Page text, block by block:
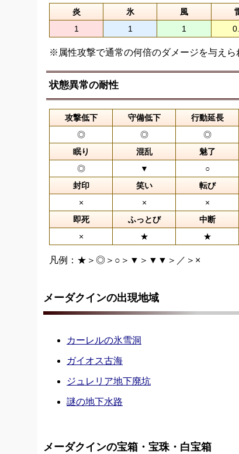
炎 氷 風
1
1 1
※属性攻撃で通常の何倍のダメージを与えら
状態異常の耐性
攻撃低下 守備低下 行動延長
◎
◎ ◎
眠り
混乱 魅了
◎
▼ ○
封印
笑い 転び
×
× ×
即死
ふっとび 中断
×
★ ★
凡例：★＞◎＞○＞▼＞▼▼＞／＞×
メーダクインの出現地域
カーレルの氷雪洞
ガイオス古海
ジュレリア地下廃坑
謎の地下水路
メーダクインの宝箱・宝珠・白宝箱